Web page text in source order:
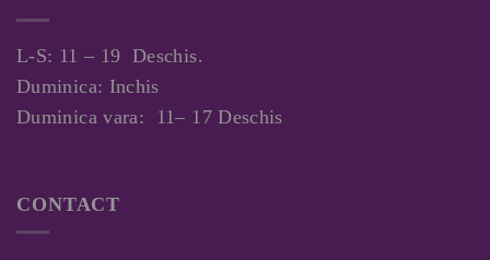
L-S: 11 – 19 Deschis.
Duminica: Inchis
Duminica vara: 11– 17 Deschis
CONTACT